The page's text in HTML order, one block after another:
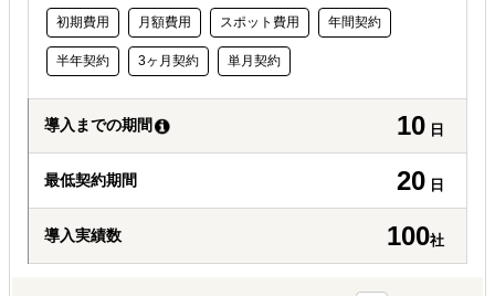
初期費用 月額費用 スポット費用 年間契約
半年契約 3ヶ月契約 単月契約
導入までの期間 10 日
最低契約期間 20 日
導入実績数 100社